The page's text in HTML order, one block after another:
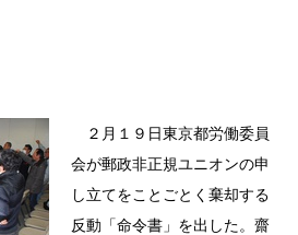
２月１９日東京都労働委員
会が郵政非正規ユニオンの申
し立てをことごとく棄却する
反動「命令書」を出した。齋